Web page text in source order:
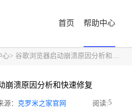
首页 帮助中心
心> 谷歌浏览器启动崩溃原因分析和快速修复
崩溃原因分析和快速修复
源： 克罗米之家官网 阅读:5